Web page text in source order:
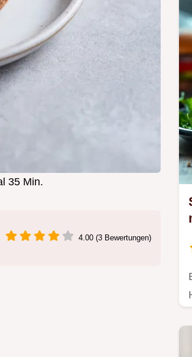
35 Min.
4.00 (3 Bewertungen)